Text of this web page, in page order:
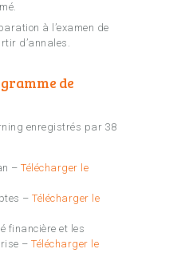
à l’examen de
d’annales.
de
enregistrés par 38
– Télécharger le
– Télécharger le
financière et les
– Télécharger le